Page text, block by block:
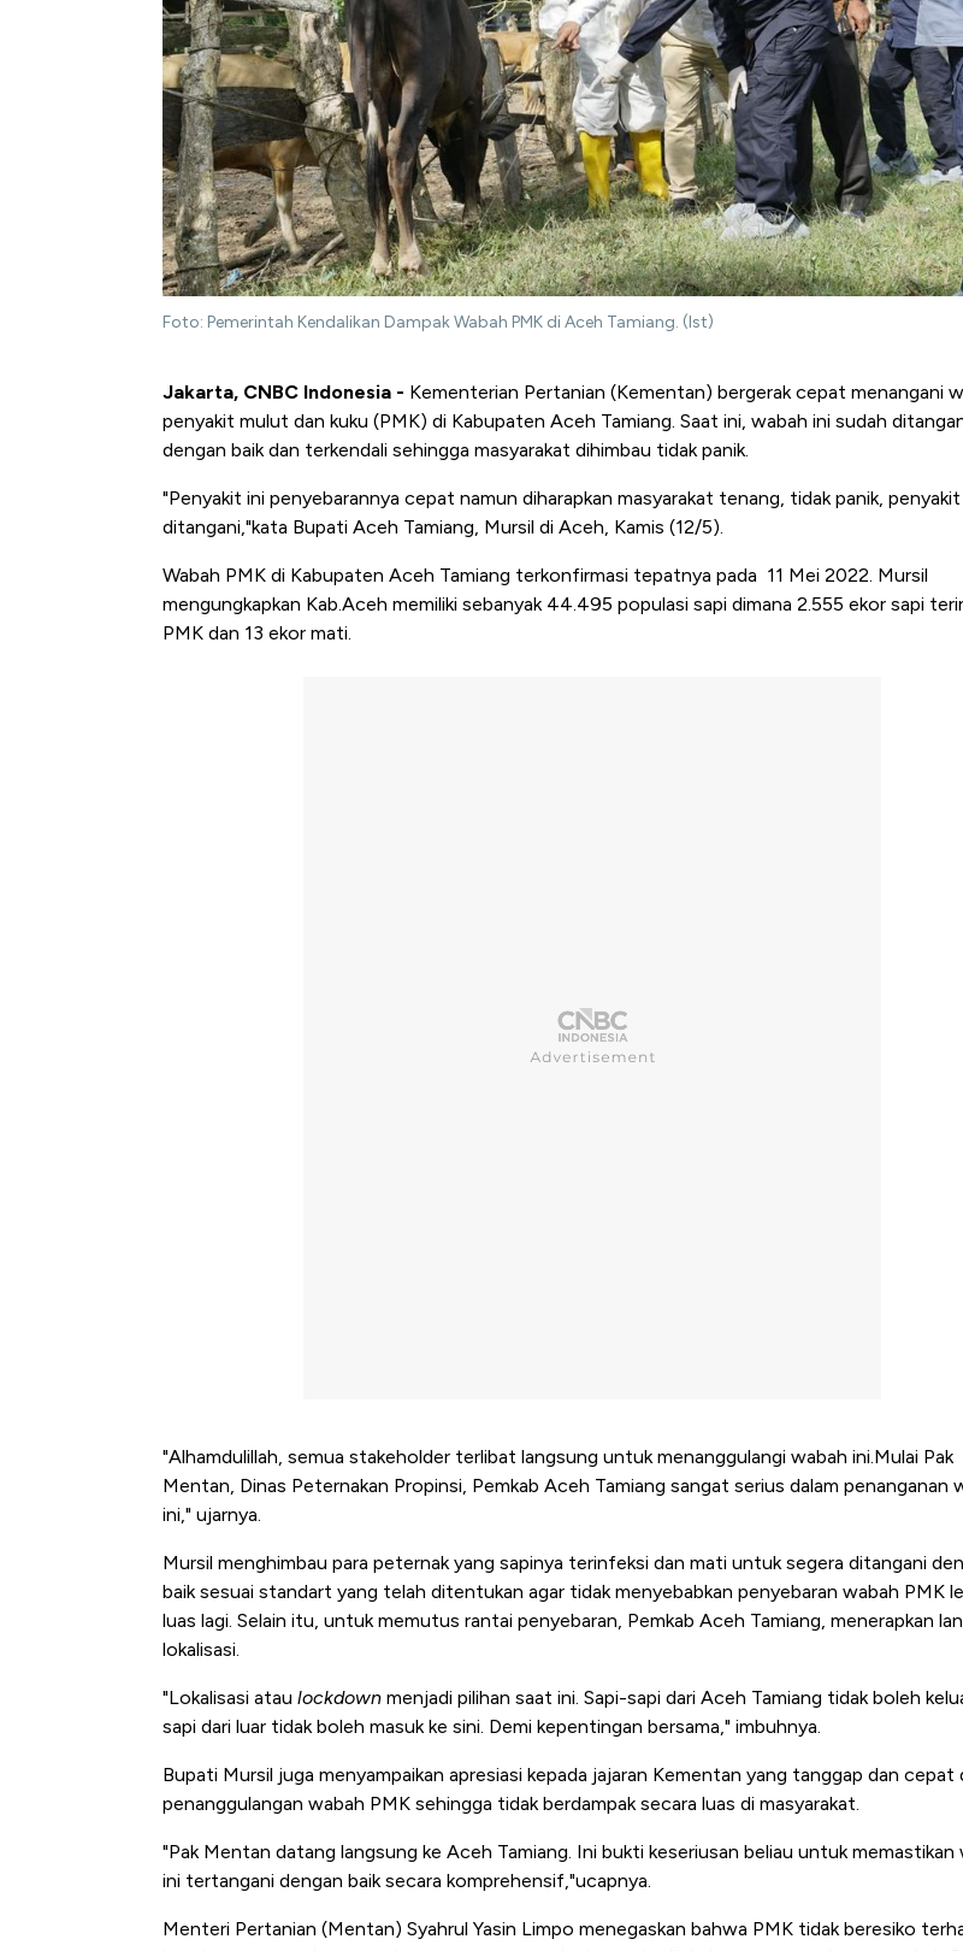
Foto: Pemerintah Kendalikan Dampak Wabah PMK di Aceh Tamiang. (Ist)
Jakarta, CNBC Indonesia - Kementerian Pertanian (Kementan) bergerak cepat menangani
penyakit mulut dan kuku (PMK) di Kabupaten Aceh Tamiang. Saat ini, wabah ini sudah
dengan baik dan terkendali sehingga masyarakat dihimbau tidak panik.
"Penyakit ini penyebarannya cepat namun diharapkan masyarakat tenang, tidak panik, penyakit
ditangani,"kata Bupati Aceh Tamiang, Mursil di Aceh, Kamis (12/5).
Wabah PMK di Kabupaten Aceh Tamiang terkonfirmasi tepatnya pada 11 Mei 2022. Mursil
mengungkapkan Kab.Aceh memiliki sebanyak 44.495 populasi sapi dimana 2.555 ekor sapi
PMK dan 13 ekor mati.
"Alhamdulillah, semua stakeholder terlibat langsung untuk menanggulangi wabah ini.Mulai Pak
Mentan, Dinas Peternakan Propinsi, Pemkab Aceh Tamiang sangat serius dalam penanganan
ini," ujarnya.
Mursil menghimbau para peternak yang sapinya terinfeksi dan mati untuk segera ditangani
baik sesuai standart yang telah ditentukan agar tidak menyebabkan penyebaran wabah PMK
luas lagi. Selain itu, untuk memutus rantai penyebaran, Pemkab Aceh Tamiang, menerapkan
lokalisasi.
"Lokalisasi atau lockdown menjadi pilihan saat ini. Sapi-sapi dari Aceh Tamiang tidak boleh
sapi dari luar tidak boleh masuk ke sini. Demi kepentingan bersama," imbuhnya.
Bupati Mursil juga menyampaikan apresiasi kepada jajaran Kementan yang tanggap dan cepat
penanggulangan wabah PMK sehingga tidak berdampak secara luas di masyarakat.
"Pak Mentan datang langsung ke Aceh Tamiang. Ini bukti keseriusan beliau untuk memastikan
ini tertangani dengan baik secara komprehensif,"ucapnya.
Menteri Pertanian (Mentan) Syahrul Yasin Limpo menegaskan bahwa PMK tidak beresiko
Begini Cara Korsel atasi Panas Tanpa ACDaftar Sungai Terpanjang di